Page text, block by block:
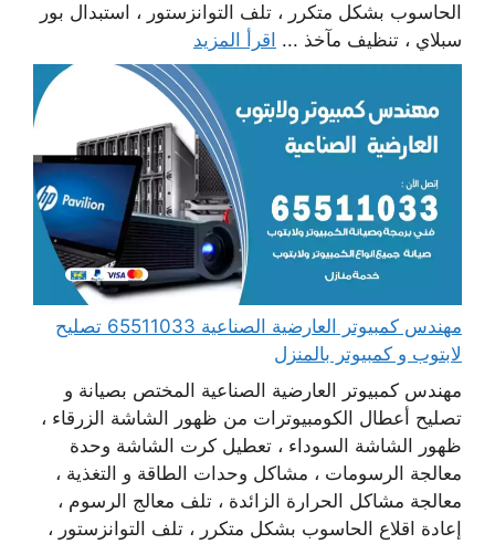
الحاسوب بشكل متكرر ، تلف التوانزستور ، استبدال بور
سبلاي ، تنظيف مآخذ ... اقرأ المزيد
مهندس كمبيوتر العارضية الصناعية 65511033 تصليح
لابتوب و كمبيوتر بالمنزل
مهندس كمبيوتر العارضية الصناعية المختص بصيانة و
تصليح أعطال الكومبيوترات من ظهور الشاشة الزرقاء ،
ظهور الشاشة السوداء ، تعطيل كرت الشاشة وحدة
معالجة الرسومات ، مشاكل وحدات الطاقة و التغذية ،
معالجة مشاكل الحرارة الزائدة ، تلف معالج الرسوم ،
إعادة اقلاع الحاسوب بشكل متكرر ، تلف التوانزستور ،